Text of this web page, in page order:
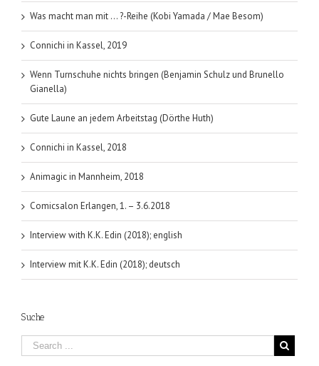
Was macht man mit … ?-Reihe (Kobi Yamada / Mae Besom)
Connichi in Kassel, 2019
Wenn Turnschuhe nichts bringen (Benjamin Schulz und Brunello
Gianella)
Gute Laune an jedem Arbeitstag (Dörthe Huth)
Connichi in Kassel, 2018
Animagic in Mannheim, 2018
Comicsalon Erlangen, 1. – 3.6.2018
Interview with K.K. Edin (2018); english
Interview mit K.K. Edin (2018); deutsch
Suche